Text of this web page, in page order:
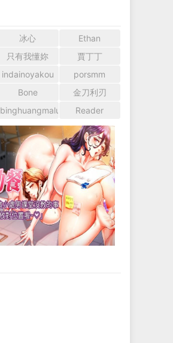
冰心
Ethan
只有我懂妳
賈丁丁
indainoyakou
porsmm
Bone
金刀利刃
binghuangmaluan Reader